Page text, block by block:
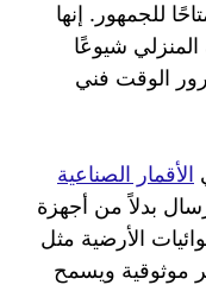
للجمهور. إنها
المنزلي شيوعًا
الوقت فني
الأقمار الصناعية
بدلاً من أجهزة
الأرضية مثل
موثوقية ويسمح